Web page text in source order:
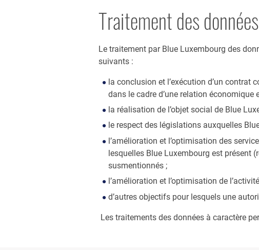
Traitement des
Le traitement par Blue Luxembourg des
suivants :
la conclusion et l’exécution d’un contrat
dans le cadre d’une relation économique
la réalisation de l’objet social de Blue
le respect des législations auxquelles
l’amélioration et l’optimisation des
lesquelles Blue Luxembourg est présent
susmentionnés ;
l’amélioration et l’optimisation de
d’autres objectifs pour lesquels une
Les traitements des données à caractère